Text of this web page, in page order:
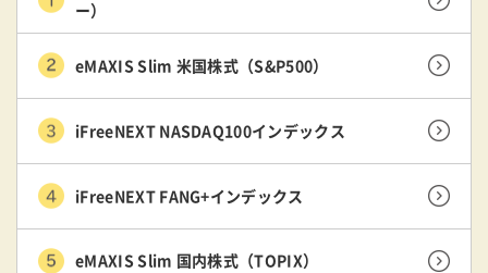
ー）
eMAXIS Slim 米国株式（S&P500）
iFreeNEXT NASDAQ100インデックス
iFreeNEXT FANG+インデックス
eMAXIS Slim 国内株式（TOPIX）